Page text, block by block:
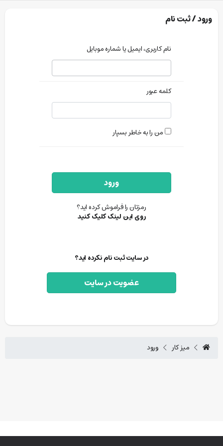
ورود / ثبت نام
نام کاربری، ایمیل یا شماره موبایل
کلمه عبور
من را به خاطر بسپار
ورود
رمزتان را فراموش کرده اید؟
روی این لینک کلیک کنید
در سایت ثبت نام نکرده اید؟
عضویت در سایت
میز کار ورود